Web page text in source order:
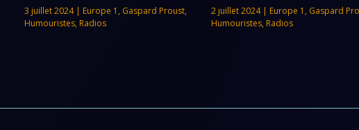
3 juillet 2024| Europe 1 , Gaspard Proust,
Humouristes, Radios
2 juillet 2024| Europe 1 , Gaspard
Humouristes, Radios